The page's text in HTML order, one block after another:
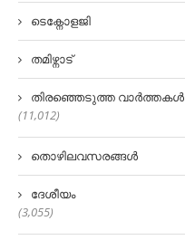
ടെക്നോളജി
തമിഴ്നാട്
തിരഞ്ഞെടുത്ത വാർത്തകൾ
(11,012)
തൊഴിലവസരങ്ങൾ
ദേശീയം
(3,055)